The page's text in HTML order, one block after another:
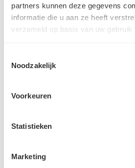
partners kunnen deze gegevens
informatie die u aan ze heeft
verzameld op basis van uw gebruik
Noodzakelijk
Voorkeuren
Statistieken
Marketing
Team
Uw hoorspecialist(en)
Audioloog
Audioloog
Bereikbaarheid